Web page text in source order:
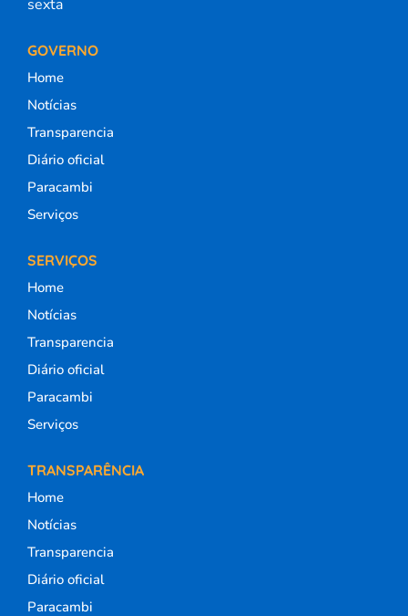
sexta
GOVERNO
Home
Notícias
Transparencia
Diário oficial
Paracambi
Serviços
SERVIÇOS
Home
Notícias
Transparencia
Diário oficial
Paracambi
Serviços
TRANSPARÊNCIA
Home
Notícias
Transparencia
Diário oficial
Paracambi